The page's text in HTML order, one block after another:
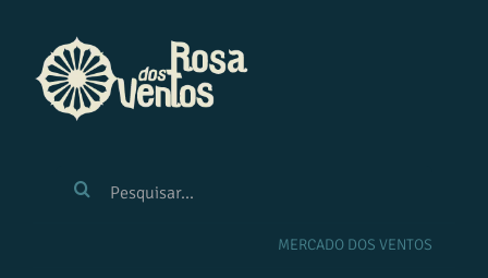
conteúdo
RESULTADOS
MERCADO DOS VENTOS